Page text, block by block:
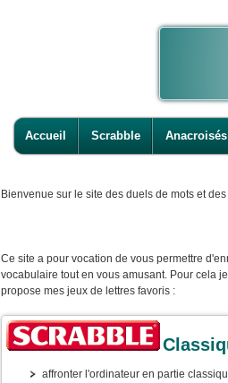
Accueil Scrabble Anacroisés
Bienvenue sur le site des duels de mots et
Ce site a pour vocation de vous permettre
vocabulaire tout en vous amusant. Pour cela
propose mes jeux de lettres favoris :
affronter l'ordinateur en partie